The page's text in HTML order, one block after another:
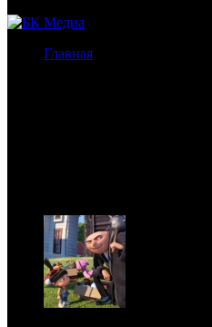
Главная